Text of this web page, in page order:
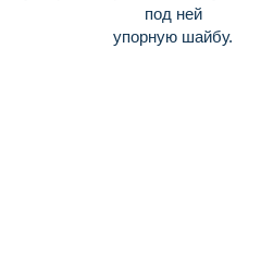
под ней
упорную шайбу.